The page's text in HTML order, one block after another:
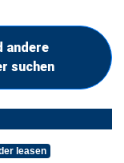
andere
suchen
leasen